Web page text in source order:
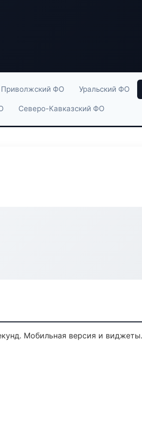
Приволжский ФО Уральский ФО
Северо-Кавказский ФО
Мобильная версия и виджеты.